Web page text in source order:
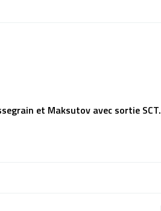
et Maksutov avec sortie SCT.